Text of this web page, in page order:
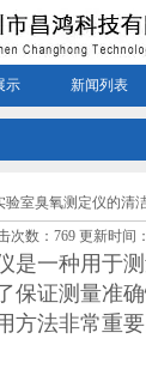
示 新闻列表
验室臭氧测定仪的清
次数：769 更新时间
是一种用于
保证测量准
方法非常重